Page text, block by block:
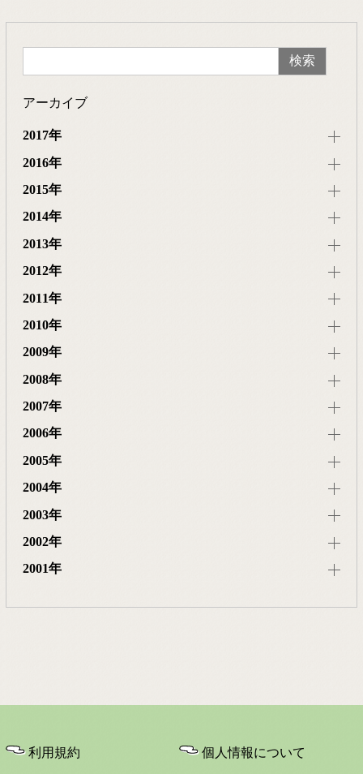
アーカイブ
2017年
2016年
2015年
2014年
2013年
2012年
2011年
2010年
2009年
2008年
2007年
2006年
2005年
2004年
2003年
2002年
2001年
利用規約 個人情報について